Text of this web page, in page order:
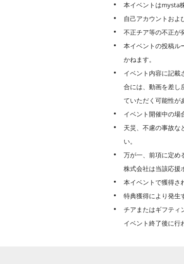
本イベントはmysta
自己アカウントおよ
不正チア等の不正が
本イベントの投稿ル
かねます。
イベント内容に記
合には、動画を差し
ていただく可能性が
イベント開催中の場
天災、不慮の事故な
い。
万が一、前項に定め
株式会社は当該応援
本イベントで獲得さ
特典獲得により発生
チアまたはギフティ
イベント終了後に行